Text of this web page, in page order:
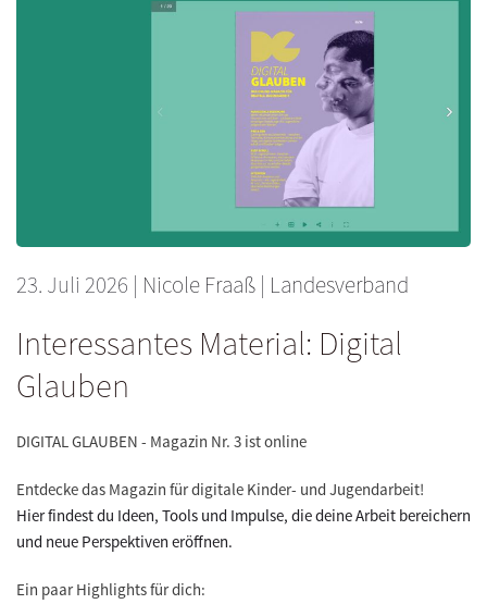
23. Juli 2026 | Nicole Fraaß | Landesverband
Interessantes Material: Digital
Glauben
DIGITAL GLAUBEN - Magazin Nr. 3 ist online
Entdecke das Magazin für digitale Kinder- und Jugendarbeit!
Hier findest du Ideen, Tools und Impulse, die deine Arbeit bereichern
und neue Perspektiven eröffnen.
Ein paar Highlights für dich: